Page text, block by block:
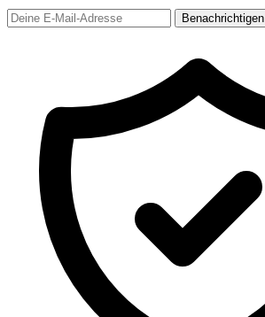
Benachrichtigen